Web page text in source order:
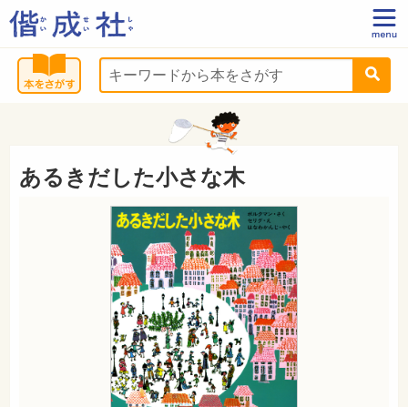
あるきだした小さな木